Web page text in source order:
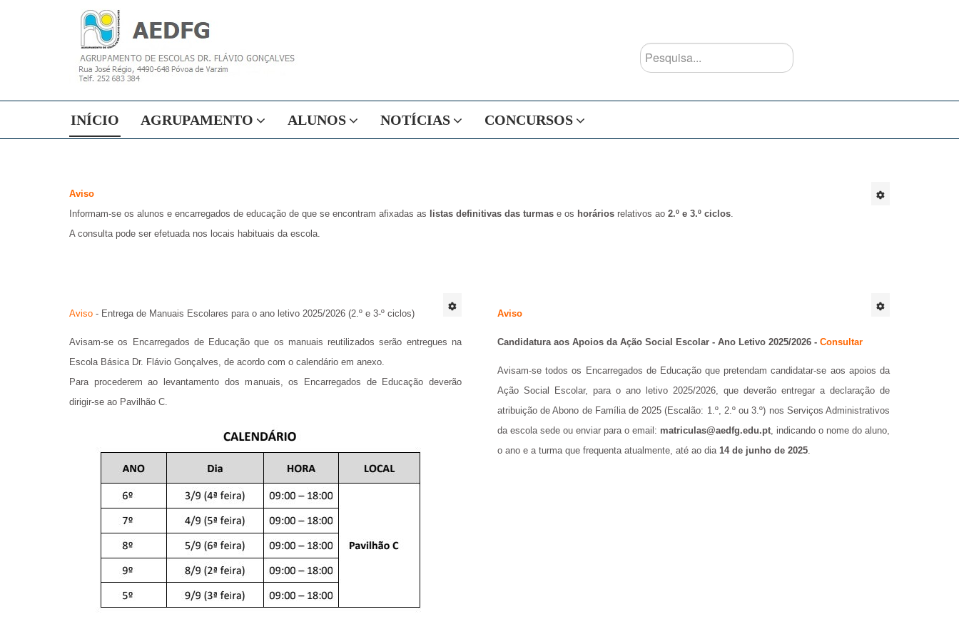
Pesquisa...
INÍCIO AGRUPAMENTO ALUNOS NOTÍCIAS CONCURSOS
Aviso
Informam-se os alunos e encarregados de educação de que se encontram afixadas as
listas definitivas das turmas e os horários relativos ao 2.º e 3.º ciclos.
A consulta pode ser efetuada nos locais habituais da escola.
Aviso - Entrega de Manuais Escolares para o ano letivo 2025/2026 (2.º e 3-º ciclos)
Avisam-se os Encarregados de Educação que os manuais reutilizados serão entregues na
Escola Básica Dr. Flávio Gonçalves, de acordo com o calendário em anexo.
Para procederem ao levantamento dos manuais, os Encarregados de Educação deverão
dirigir-se ao Pavilhão C.
Aviso
Candidatura aos Apoios da Ação Social Escolar - Ano Letivo 2025/2026 - Consultar
Avisam-se todos os Encarregados de Educação que pretendam candidatar-se aos apoios da
Ação Social Escolar, para o ano letivo 2025/2026, que deverão entregar a declaração de
atribuição de Abono de Família de 2025 (Escalão: 1.º, 2.º ou 3.º) nos Serviços Administrativos
da escola sede ou enviar para o email: matriculas@aedfg.edu.pt, indicando o nome do aluno,
o ano e a turma que frequenta atualmente, até ao dia 14 de junho de 2025.